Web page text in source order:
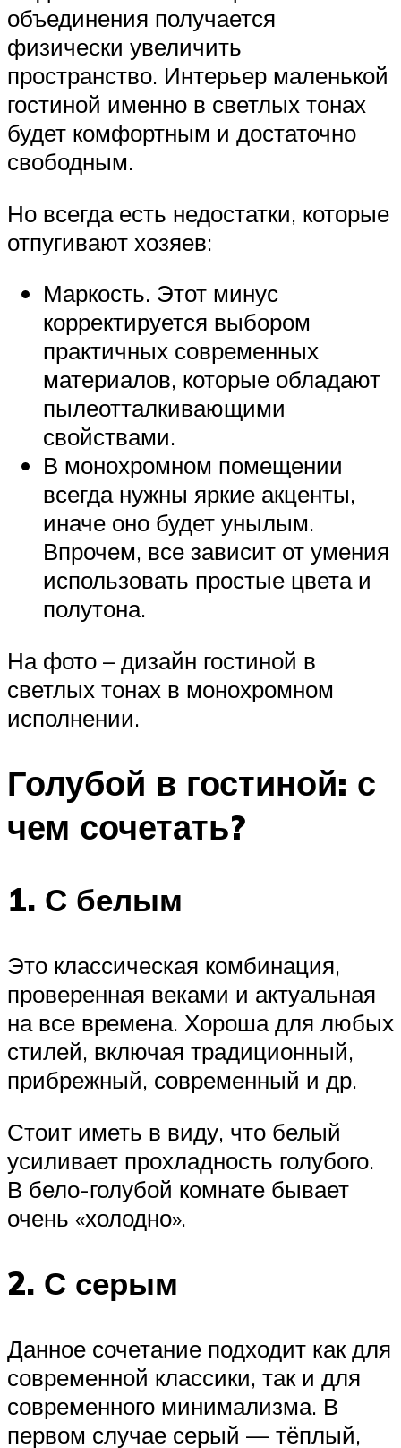
объединения получается
физически увеличить
пространство. Интерьер маленькой
гостиной именно в светлых тонах
будет комфортным и достаточно
свободным.
Но всегда есть недостатки, которые
отпугивают хозяев:
Маркость. Этот минус
корректируется выбором
практичных современных
материалов, которые обладают
пылеотталкивающими
свойствами.
В монохромном помещении
всегда нужны яркие акценты,
иначе оно будет унылым.
Впрочем, все зависит от умения
использовать простые цвета и
полутона.
На фото – дизайн гостиной в
светлых тонах в монохромном
исполнении.
Голубой в гостиной: с
чем сочетать?
1. С белым
Это классическая комбинация,
проверенная веками и актуальная
на все времена. Хороша для любых
стилей, включая традиционный,
прибрежный, современный и др.
Стоит иметь в виду, что белый
усиливает прохладность голубого.
В бело-голубой комнате бывает
очень «холодно».
2. С серым
Данное сочетание подходит как для
современной классики, так и для
современного минимализма. В
первом случае серый — тёплый,